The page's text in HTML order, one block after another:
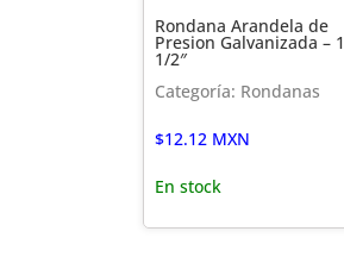
Rondana Arandela de
Presion Galvanizada – 1
1/2″
Categoría: Rondanas
$12.12MXN
En stock